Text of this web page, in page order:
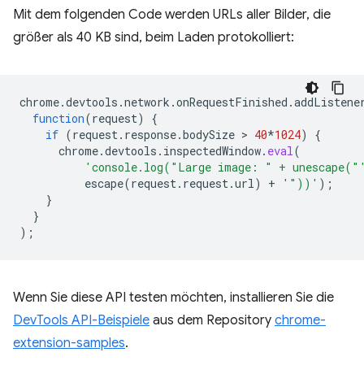
Mit dem folgenden Code werden URLs aller Bilder, die
größer als 40 KB sind, beim Laden protokolliert:
chrome.devtools .network .onRequestFinished .
function(request)
{
if (request. response.bodySize > 40*1024)
{
chrome.devtools . inspectedWindow. eval(
'console.log("Large image: " +
escape(request. request.url) + '"))' );
}
}
);
Wenn Sie diese API testen möchten, installieren Sie die
DevTools API-Beispiele aus dem Repository chrome-
extension-samples.